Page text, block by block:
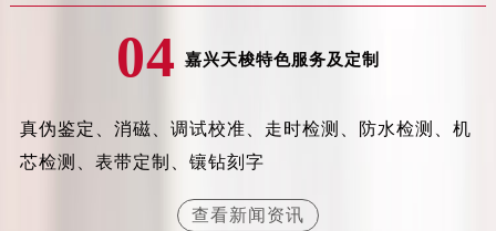
吉林省延边市延吉市解放路天梭售后服务中心（需提前预约）
辽宁省本溪市平山区胜利路天梭售后服务中心（需提前预约）
04 嘉兴天梭特色服务及定制
真伪鉴定、消磁、调试校准、走时检测、防水检测、机
芯检测、表带定制、镶钻刻字
查看新闻资讯